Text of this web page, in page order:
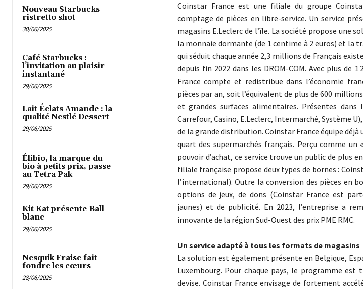
Nouveau Starbucks
ristretto shot
30/06/2025
Café Starbucks :
l’invitation au plaisir
instantané
29/06/2025
Lait Éclats Amande : la
qualité Nestlé Dessert
29/06/2025
Élibio, la marque du
bio à petits prix, passe
au Tetra Pak
29/06/2025
Kit Kat présente Ball
blanc
29/06/2025
Nesquik Fraise fait
fondre les cœurs
28/06/2025
Coinstar France est une filiale du groupe
comptage de pièces en libre-service. Un service
magasins E.Leclerc de l’île. La société propose une
la monnaie dormante (de 1 centime à 2 euros) et la
qui séduit chaque année 2,3 millions de Français
depuis fin 2022 dans les DROM-COM. Avec plus de
France compte et redistribue dans l’économie
pièces par an, soit l’équivalent de plus de 600
et grandes surfaces alimentaires. Présentes dans
Carrefour, Casino, E.Leclerc, Intermarché, Système
de la grande distribution. Coinstar France équipe déjà
quart des supermarchés français. Perçu comme un
pouvoir d’achat, ce service trouve un public de plus
filiale française propose deux types de bornes :
l’international). Outre la conversion des pièces en
options de jeux, de dons (Coinstar France est
jaunes) et de publicité. En 2023, l’entreprise a
innovante de la région Sud-Ouest des prix PME RMC.
Un service adapté à tous les formats de magasins
La solution est également présente en Belgique,
Luxembourg. Pour chaque pays, le programme
devise. Coinstar France envisage de fortement